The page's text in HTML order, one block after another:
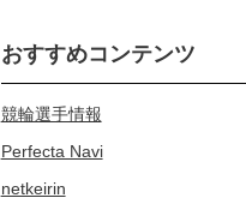
おすすめコンテンツ
競輪選手情報
Perfecta Navi
netkeirin